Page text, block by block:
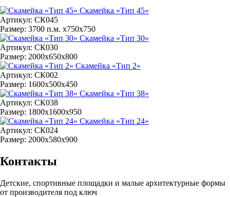
Скамейка «Тип 45»
Артикул: СК045
Размер: 3700 п.м. x750x750
Скамейка «Тип 30»
Артикул: СК030
Размер: 2000х650х800
Скамейка «Тип 2»
Артикул: СК002
Размер: 1600х500х450
Скамейка «Тип 38»
Артикул: СК038
Размер: 1800х1600х950
Скамейка «Тип 24»
Артикул: СК024
Размер: 2000х580х900
Контакты
Детские, спортивные площадки и малые архитектурные формы
от производителя под ключ